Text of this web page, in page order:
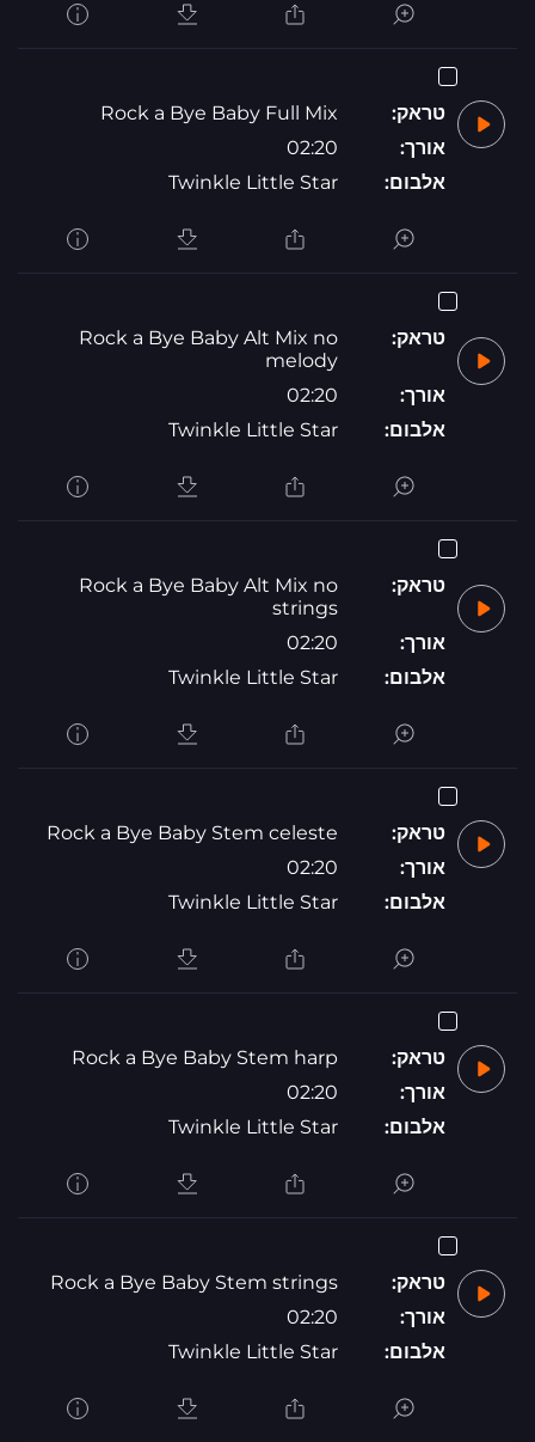
טראק:
Rock a Bye Baby Full Mix
אורך:
02:20
אלבום:
Twinkle Little Star
טראק:
Rock a Bye Baby Alt Mix no
melody
אורך:
02:20
אלבום:
Twinkle Little Star
טראק:
Rock a Bye Baby Alt Mix no
strings
אורך:
02:20
אלבום:
Twinkle Little Star
טראק:
Rock a Bye Baby Stem celeste
אורך:
02:20
אלבום:
Twinkle Little Star
טראק:
Rock a Bye Baby Stem harp
אורך:
02:20
אלבום:
Twinkle Little Star
טראק:
Rock a Bye Baby Stem strings
אורך:
02:20
אלבום:
Twinkle Little Star